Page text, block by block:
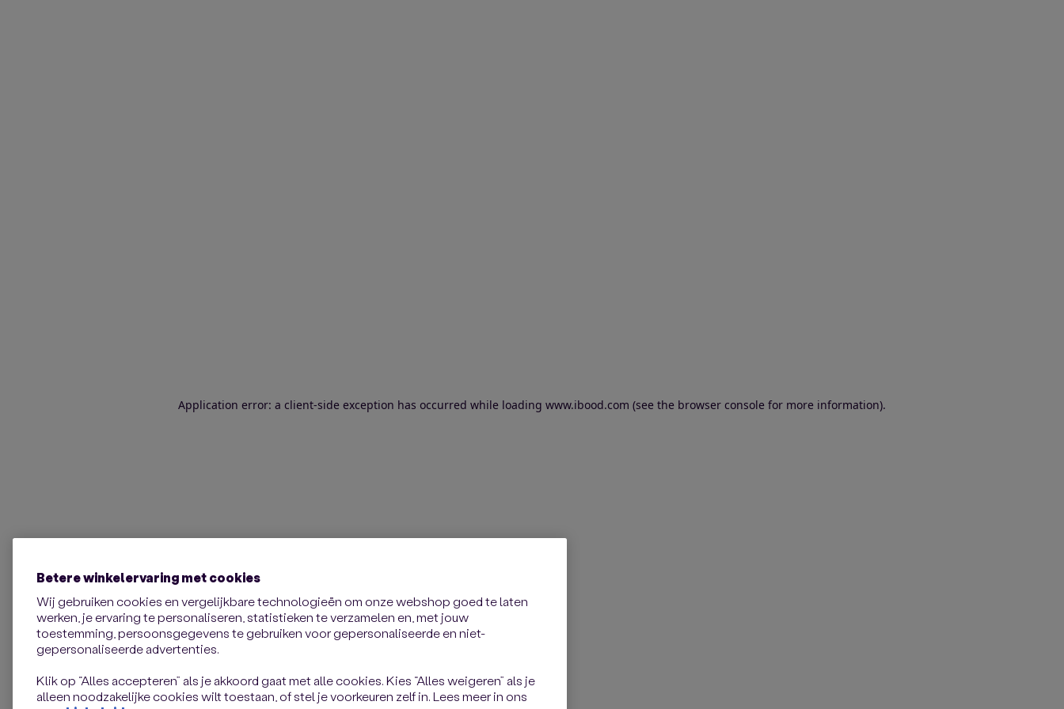
Application error: a client-side exception has occurred while loading www.ibood.com (see the browser console for more information).
Betere winkelervaring met cookies
Wij gebruiken cookies en vergelijkbare technologieën om onze webshop goed te laten
werken, je ervaring te personaliseren, statistieken te verzamelen en, met jouw
toestemming, persoonsgegevens te gebruiken voor gepersonaliseerde en niet-
gepersonaliseerde advertenties.
Klik op “Alles accepteren” als je akkoord gaat met alle cookies. Kies “Alles weigeren” als je
alleen noodzakelijke cookies wilt toestaan, of stel je voorkeuren zelf in. Lees meer in ons